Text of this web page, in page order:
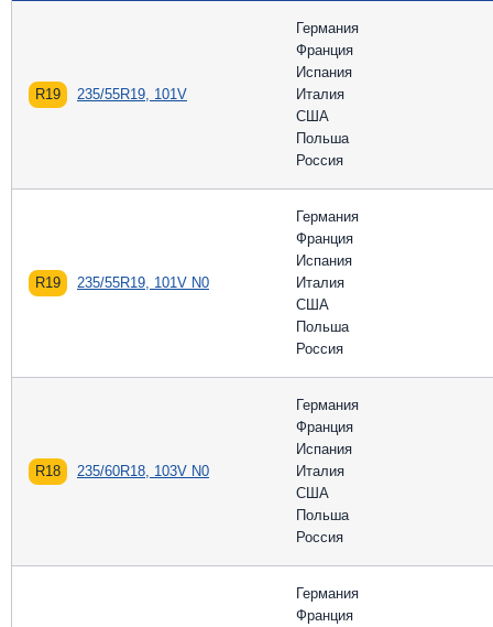
R19 235/55R19, 101V
Германия
Франция
Испания
Италия
США
Польша
Россия
R19 235/55R19, 101V N0
Германия
Франция
Испания
Италия
США
Польша
Россия
R18 235/60R18, 103V N0
Германия
Франция
Испания
Италия
США
Польша
Россия
Германия
Франция